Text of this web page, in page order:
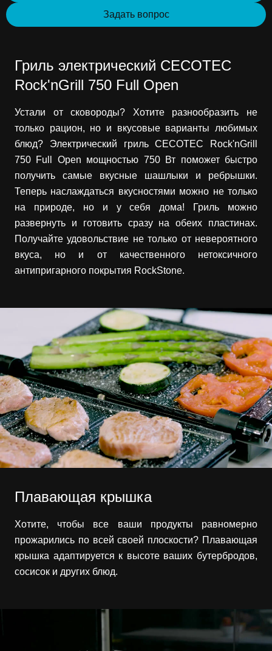
Задать вопрос
Гриль электрический CECOTEC
Rock'nGrill 750 Full Open
Устали от сковороды? Хотите разнообразить не
только рацион, но и вкусовые варианты любимых
блюд? Электрический гриль CECOTEC Rock'nGrill
750 Full Open мощностью 750 Вт поможет быстро
получить самые вкусные шашлыки и ребрышки.
Теперь наслаждаться вкусностями можно не только
на природе, но и у себя дома! Гриль можно
развернуть и готовить сразу на обеих пластинах.
Получайте удовольствие не только от невероятного
вкуса, но и от качественного нетоксичного
антипригарного покрытия RockStone.
Плавающая крышка
Хотите, чтобы все ваши продукты равномерно
прожарились по всей своей плоскости? Плавающая
крышка адаптируется к высоте ваших бутербродов,
сосисок и других блюд.